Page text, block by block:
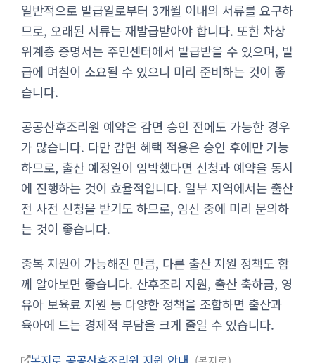
일반적으로 발급일로부터 3개월 이내의 서류를 요구하
므로, 오래된 서류는 재발급받아야 합니다. 또한 차상
위계층 증명서는 주민센터에서 발급받을 수 있으며, 발
급에 며칠이 소요될 수 있으니 미리 준비하는 것이 좋
습니다.
공공산후조리원 예약은 감면 승인 전에도 가능한 경우
가 많습니다. 다만 감면 혜택 적용은 승인 후에만 가능
하므로, 출산 예정일이 임박했다면 신청과 예약을 동시
에 진행하는 것이 효율적입니다. 일부 지역에서는 출산
전 사전 신청을 받기도 하므로, 임신 중에 미리 문의하
는 것이 좋습니다.
중복 지원이 가능해진 만큼, 다른 출산 지원 정책도 함
께 알아보면 좋습니다. 산후조리 지원, 출산 축하금, 영
유아 보육료 지원 등 다양한 정책을 조합하면 출산과
육아에 드는 경제적 부담을 크게 줄일 수 있습니다.